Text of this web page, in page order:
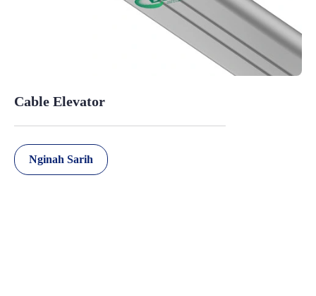
Cable Elevator
Nginah Sarih